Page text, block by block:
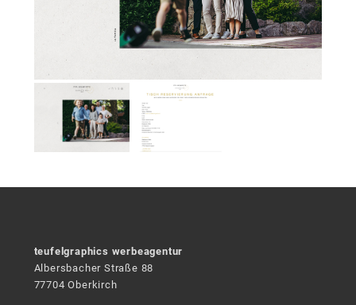
teufelgraphics werbeagentur
Albersbacher Straße 88
77704 Oberkirch